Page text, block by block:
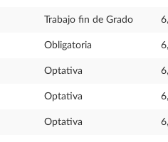
Trabajo fin de Grado
Obligatoria
Optativa
Optativa
Optativa